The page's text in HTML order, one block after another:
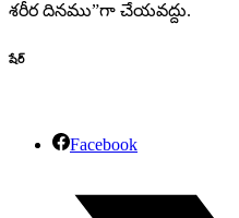
శరీర దినము”గా చేయవద్దు.
షేర్
Facebook